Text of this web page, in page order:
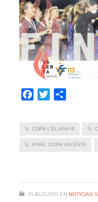
Facebook
Twitter
CDFB L'ELIANA B
FINAL COPA VALENTA
PUBLICADO EN NOTICIAS